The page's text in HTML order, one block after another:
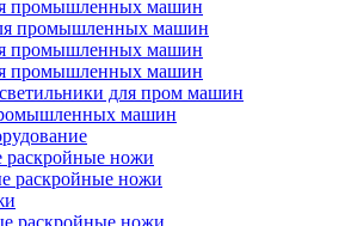
промышленных машин
промышленных машин
промышленных машин
промышленных машин
для пром машин
машин
раскройные ножи
раскройные ножи
раскройные ножи